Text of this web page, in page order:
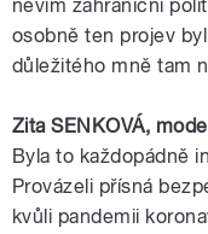
nevím zahraniční
osobně ten projev
důležitého mně tam
Zita SENKOVÁ,
Byla to každopádně
Provázeli přísná
kvůli pandemii